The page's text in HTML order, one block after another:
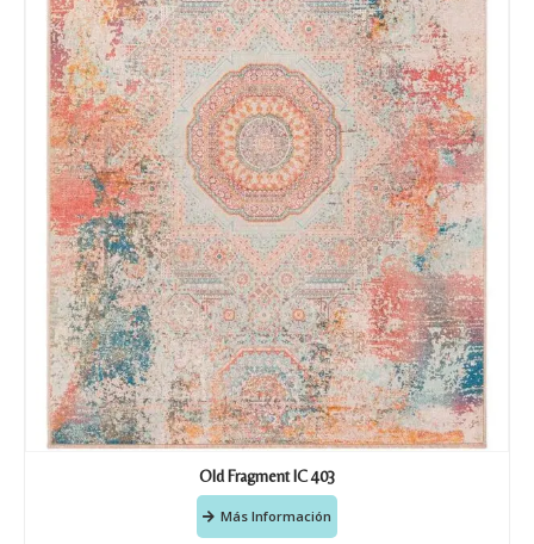
Old Fragment IC 403
Más Información